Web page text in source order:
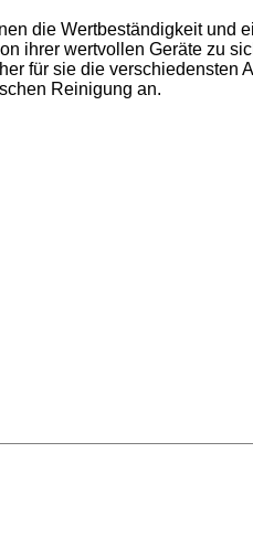
die Wertbeständigkeit und
ihrer wertvollen Geräte zu
für sie die verschiedensten
Reinigung an.